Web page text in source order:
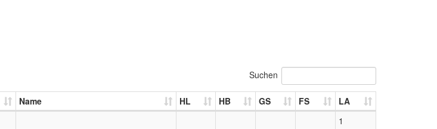
Suchen
Name HL HB GS FS
LA
1